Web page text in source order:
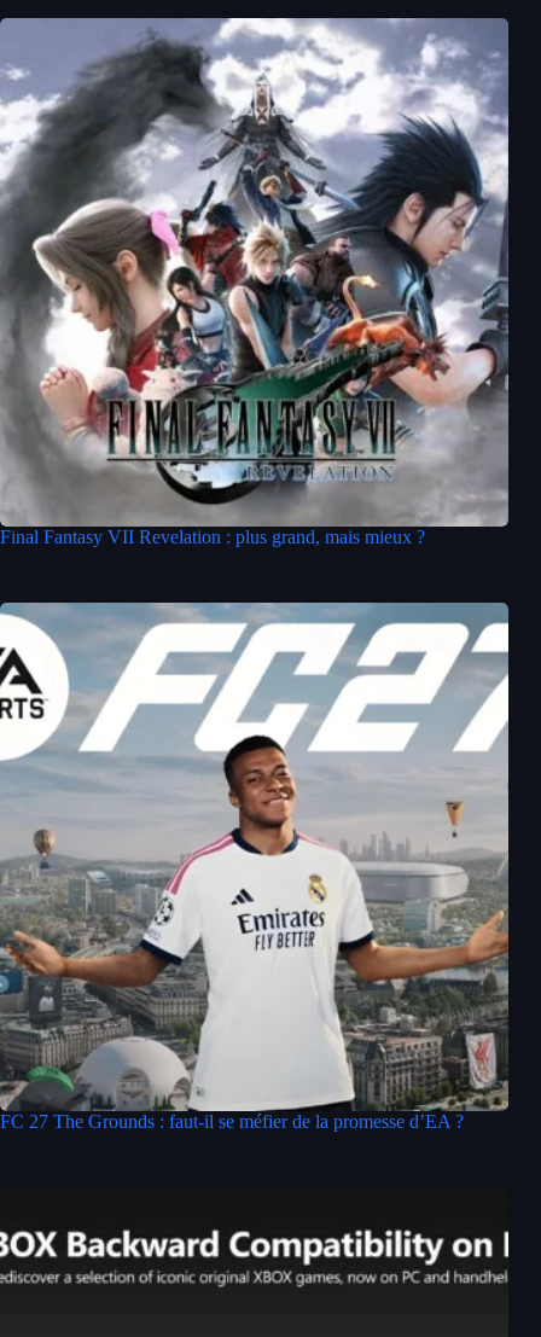
Final Fantasy VII Revelation : plus grand, mais mieux ?
FC 27 The Grounds : faut-il se méfier de la promesse d’EA ?